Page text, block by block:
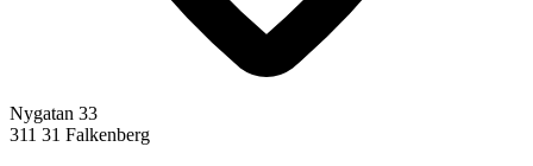
Nygatan 33
311 31 Falkenberg